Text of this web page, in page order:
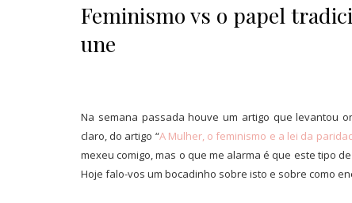
Feminismo vs o papel
une
Na semana passada houve um artigo que levantou
claro, do artigo “A Mulher, o feminismo e a lei da
mexeu comigo, mas o que me alarma é que este tipo
Hoje falo-vos um bocadinho sobre isto e sobre como